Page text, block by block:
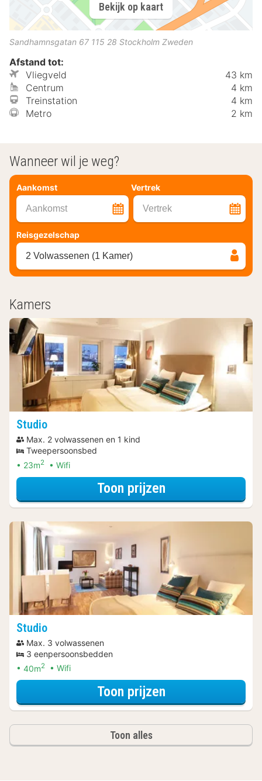
Bekijk op kaart
Sandhamnsgatan 67 115 28 Stockholm Zweden
Afstand tot:
Vliegveld
43 km
Centrum
4 km
Treinstation
4 km
Metro
2 km
Wanneer wil je weg?
Aankomst Vertrek
Aankomst Vertrek
Reisgezelschap
2 Volwassenen (1 Kamer)
Kamers
Studio
Max. 2 volwassenen en 1 kind
Tweepersoonsbed
23m2 Wifi
Toon prijzenvoor Spa Resort
Studio
Max. 3 volwassenen
3 eenpersoonsbedden
40m2 Wifi
Toon prijzenvoor Spa Resort
Toon alles